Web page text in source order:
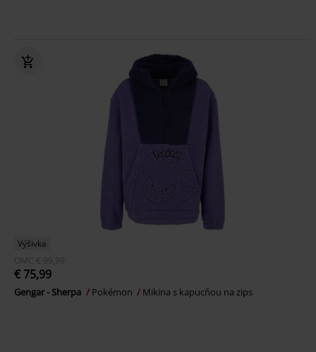
Výšivka
OMC € 99,99
€ 75,99
Gengar - Sherpa Pokémon Mikina s kapucňou na zips